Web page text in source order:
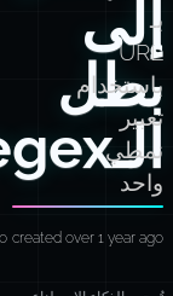
إلى
بطل
الـRegex
بـ
URL
باستخدام
تعبير
نمطي
واحد
created over 1 year ago